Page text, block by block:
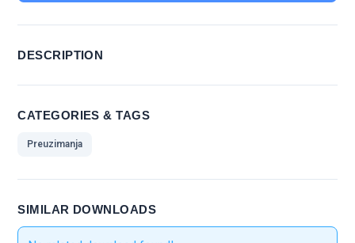
DESCRIPTION
CATEGORIES & TAGS
Preuzimanja
SIMILAR DOWNLOADS